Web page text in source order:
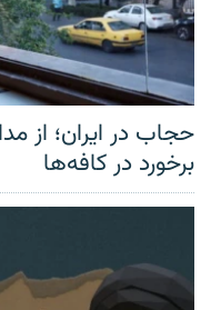
حجاب در ایران؛ از
برخورد در کافه‌ها